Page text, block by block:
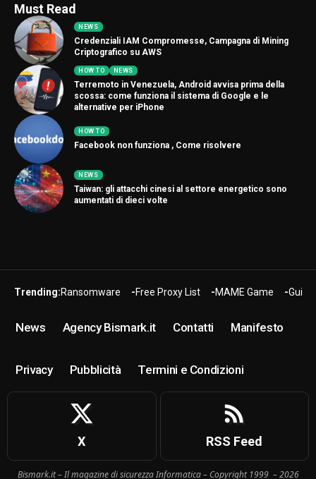
Must Read
NEWS
Credenziali IAM Compromesse, Campagna di Mining
Criptografico su AWS
HOW TO NEWS
Terremoto in Venezuela, Android avvisa prima della
scossa: come funziona il sistema di Google e le
alternative per iPhone
HOW TO
Facebook non funziona , Come risolvere
NEWS
Taiwan: gli attacchi cinesi al settore energetico sono
aumentati di dieci volte
Trending:Ransomware Free Proxy List MAME Game Guide
News Agency Bismark.it Contatti Manifesto
Privacy Pubblicità Termini e Condizioni
X RSS Feed
Bismark.it – Il magazine di sicurezza Informatica – Copyright 1999 – 2026